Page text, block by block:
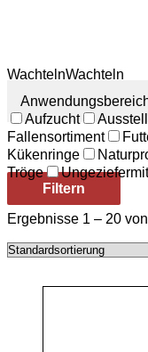
WachtelnWachteln
Aufzucht
Fallensortiment
Kükenringe
Tröge
Filtern
Ergebnisse 1 – 20